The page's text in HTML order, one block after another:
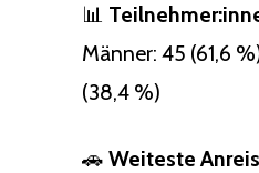
📊
Männer: 45 (61,6
(38,4 %)
🚗 Weiteste